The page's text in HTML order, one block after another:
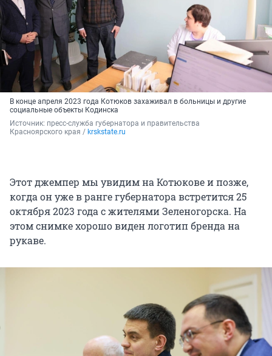
В конце апреля 2023 года Котюков захаживал в больницы и другие
социальные объекты Кодинска
Источник: пресс-служба губернатора и правительства
Красноярского края / krskstate.ru
Этот джемпер мы увидим на Котюкове и позже,
когда он уже в ранге губернатора встретится 25
октября 2023 года с жителями Зеленогорска. На
этом снимке хорошо виден логотип бренда на
рукаве.